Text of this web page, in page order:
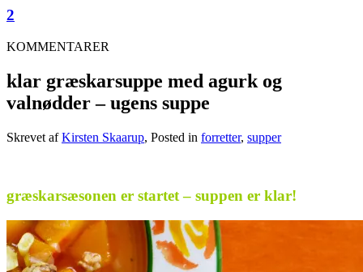
2
KOMMENTARER
klar græskarsuppe med agurk og
valnødder – ugens suppe
Skrevet afKirsten Skaarup, Posted in forretter, supper
græskarsæsonen er startet – suppen er klar!